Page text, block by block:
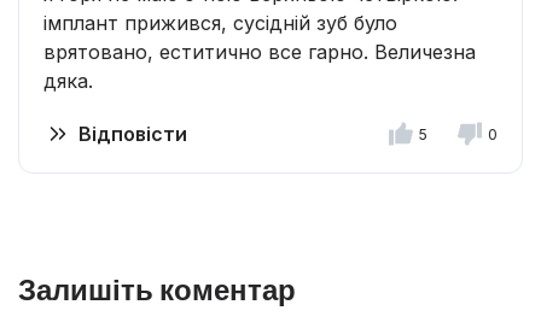
імплант прижився, сусідній зуб було
врятовано, еститично все гарно. Величезна
дяка.
Відповісти 5 0
Залишіть коментар